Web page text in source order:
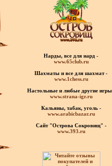
Нарды, все для нард -
www.65club.ru
Шахматы и все для шахмат -
www.1chess.ru
Настольные и любые другие
www.strana-igr.ru
Кальяны, табак, уголь -
www.arabicbazar.ru
Сайт "Острова Сокровищ" -
www.393.ru